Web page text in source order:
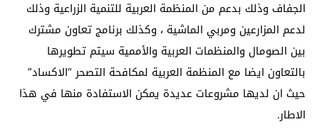
الجفاف وذلك بدعم من المنظمة العربية للتنمية الزراعية وذلك
لدعم المزارعين ومربي الماشية ، وكذلك برنامج تعاون مشترك
بين الصومال والمنظمات العربية والأممية سيتم تطويرها
بالتعاون ايضا مع المنظمة العربية لمكافحة التصحر “الاكساد”
حيث ان لديها مشروعات عديدة يمكن الاستفادة منها في هذا
الاطار.